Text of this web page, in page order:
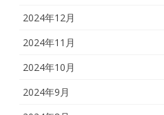
2024年12月
2024年11月
2024年10月
2024年9月